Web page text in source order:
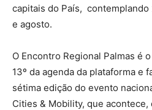
capitais do País,
e agosto.
O Encontro Regional Palmas é
13º da agenda da plataforma e
sétima edição do evento
Cities & Mobility, que acontece,